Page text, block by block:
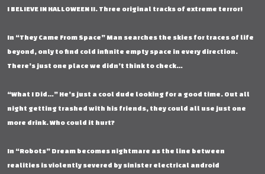
I BELIEVE IN HALLOWEEN II. Three original tracks of extreme terror!
In “They Came From Space” Man searches the skies for traces of life
beyond, only to find cold infinite empty space in every direction.
There’s just one place we didn’t think to check…
“What I Did…” He’s just a cool dude looking for a good time. Out all
night getting trashed with his friends, they could all use just one
more drink. Who could it hurt?
In “Robots” Dream becomes nightmare as the line between
realities is violently severed by sinister electrical android